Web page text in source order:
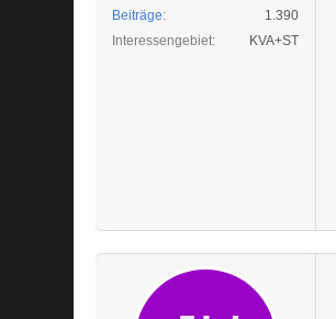
Beiträge
1.390
Interessengebiet
KVA+ST